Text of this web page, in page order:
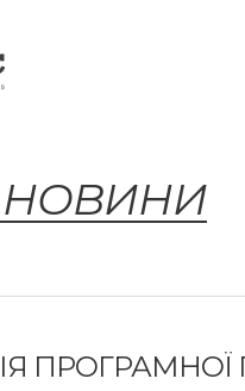
НОВИНИ
ПРОГРАМНОЇ